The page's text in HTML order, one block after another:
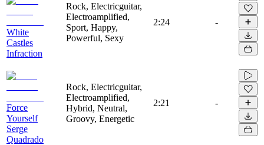
White
Castles
Infraction
Rock, Electricguitar,
Electroamplified,
Sport, Happy,
Powerful, Sexy
2:24 -
Force
Yourself
Serge
Quadrado
Rock, Electricguitar,
Electroamplified,
Hybrid, Neutral,
Groovy, Energetic
2:21 -